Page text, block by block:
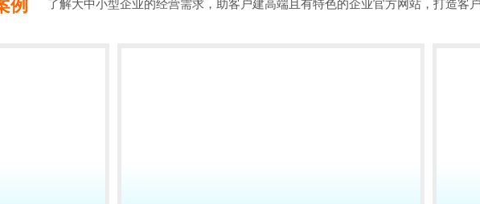
例
了解大中小型企业的经营需求，助客户建高端且有特色的企业官方网站，打造客